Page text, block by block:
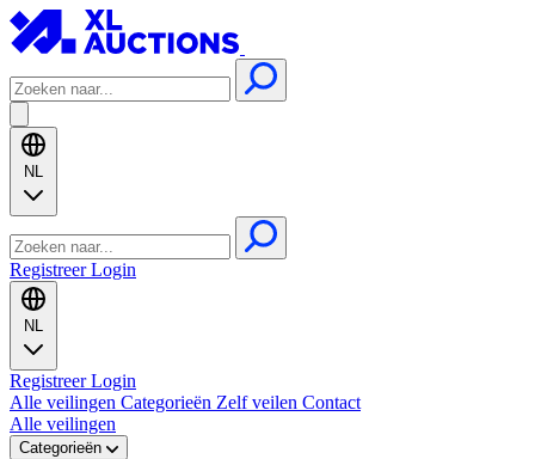
NL
RegistreerLogin
NL
RegistreerLogin
Alle veilingen Categorieën Zelf veilen Contact
Alle veilingen
Categorieën